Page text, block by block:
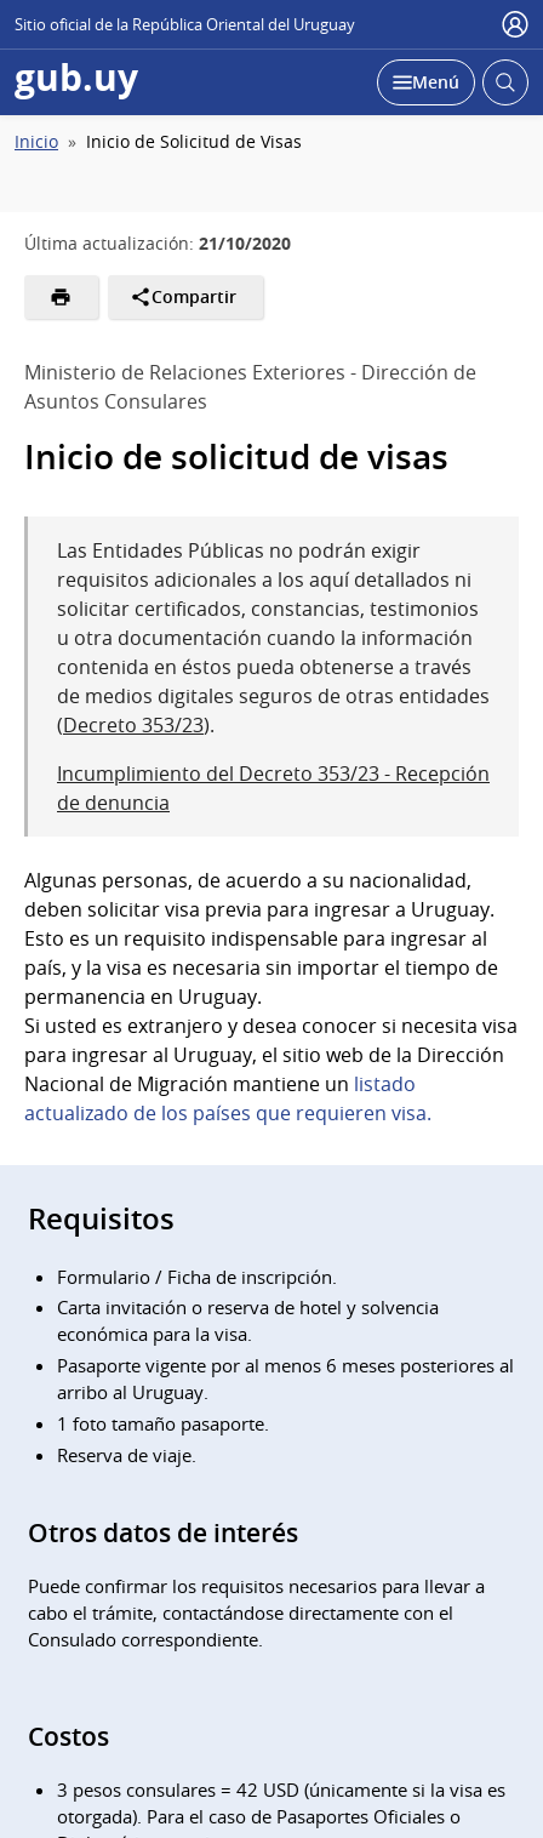
Sitio oficial de la República Oriental del Uruguay
gub.uy Desplegar
Menú Abrir
Ruta
Inicio Inicio de Solicitud de Visas
Última actualización: 21/10/2020
Compartir
Ministerio de Relaciones Exteriores - Dirección de
Asuntos Consulares
Inicio de solicitud de visas
Las Entidades Públicas no podrán exigir
requisitos adicionales a los aquí detallados ni
solicitar certificados, constancias, testimonios
u otra documentación cuando la información
contenida en éstos pueda obtenerse a través
de medios digitales seguros de otras entidades
(Decreto 353/23).
Incumplimiento del Decreto 353/23 - Recepción
de denuncia
Algunas personas, de acuerdo a su nacionalidad,
deben solicitar visa previa para ingresar a Uruguay.
Esto es un requisito indispensable para ingresar al
país, y la visa es necesaria sin importar el tiempo de
permanencia en Uruguay.
Si usted es extranjero y desea conocer si necesita visa
para ingresar al Uruguay, el sitio web de la Dirección
Nacional de Migración mantiene un listado
actualizado de los países que requieren visa.
Requisitos
Formulario / Ficha de inscripción.
Carta invitación o reserva de hotel y solvencia
económica para la visa.
Pasaporte vigente por al menos 6 meses posteriores al
arribo al Uruguay.
1 foto tamaño pasaporte.
Reserva de viaje.
Otros datos de interés
Puede confirmar los requisitos necesarios para llevar a
cabo el trámite, contactándose directamente con el
Consulado correspondiente.
Costos
3 pesos consulares = 42 USD (únicamente si la visa es
otorgada). Para el caso de Pasaportes Oficiales o